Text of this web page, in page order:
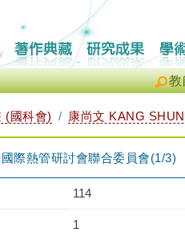
教
(國科會) 康尚文 KANG
際熱管研討會聯合委員會(1/3)
114
1